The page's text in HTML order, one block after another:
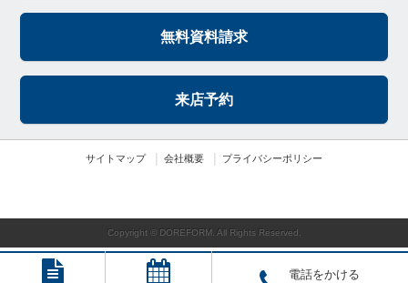
無料資料請求
来店予約
サイトマップ 会社概要 プライバシーポリシー
電話をかける
Copyright © DOREFORM. All Rights Reserved.